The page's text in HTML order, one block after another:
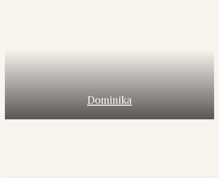
Dominika